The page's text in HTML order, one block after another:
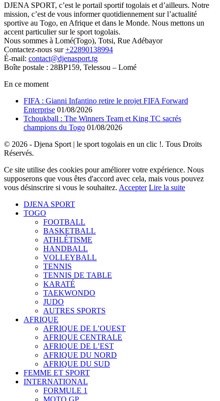
DJENA SPORT, c’est le portail sportif togolais et d’ailleurs. Notre
mission, c’est de vous informer quotidiennement sur l’actualité
sportive au Togo, en Afrique et dans le Monde. Nous mettons un
accent particulier sur le sport togolais.
Nous sommes à Lomé(Togo), Totsi, Rue Adébayor
Contactez-nous sur+22890138994
É-mail: contact@djenasport.tg
Boîte postale : 28BP159, Telessou – Lomé
En ce moment
FIFA : Gianni Infantino retire le projet FIFA Forward
Enterprise 01/08/2026
Tchoukball : The Winners Team et King TC sacrés
champions du Togo 01/08/2026
© 2026 - Djena Sport | le sport togolais en un clic !. Tous Droits
Réservés.
Ce site utilise des cookies pour améliorer votre expérience. Nous
supposerons que vous êtes d'accord avec cela, mais vous pouvez
vous désinscrire si vous le souhaitez. Accepter Lire la suite
DJENA SPORT
TOGO
FOOTBALL
BASKETBALL
ATHLÉTISME
HANDBALL
VOLLEYBALL
TENNIS
TENNIS DE TABLE
KARATÉ
TAEKWONDO
JUDO
AUTRES SPORTS
AFRIQUE
AFRIQUE DE L’OUEST
AFRIQUE CENTRALE
AFRIQUE DE L’EST
AFRIQUE DU NORD
AFRIQUE DU SUD
FEMME ET SPORT
INTERNATIONAL
FORMULE 1
MOTO GP